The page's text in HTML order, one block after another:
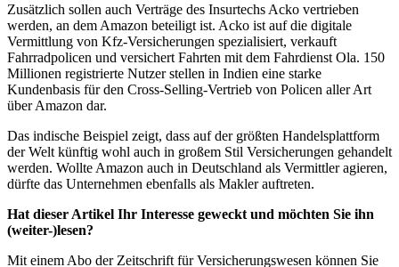
Zusätzlich sollen auch Verträge des Insurtechs Acko vertrieben
werden, an dem Amazon beteiligt ist. Acko ist auf die digitale
Vermittlung von Kfz-Versicherungen spezialisiert, verkauft
Fahrradpolicen und versichert Fahrten mit dem Fahrdienst Ola. 150
Millionen registrierte Nutzer stellen in Indien eine starke
Kundenbasis für den Cross-Selling-Vertrieb von Policen aller Art
über Amazon dar.
Das indische Beispiel zeigt, dass auf der größten Handelsplattform
der Welt künftig wohl auch in großem Stil Versicherungen gehandelt
werden. Wollte Amazon auch in Deutschland als Vermittler agieren,
dürfte das Unternehmen ebenfalls als Makler auftreten.
Hat dieser Artikel Ihr Interesse geweckt und möchten Sie ihn
(weiter-)lesen?
Mit einem Abo der Zeitschrift für Versicherungswesen können Sie